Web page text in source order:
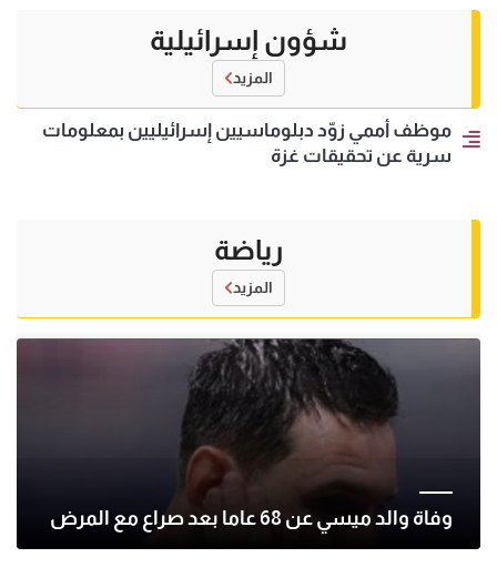
شؤون إسرائيلية
المزيد
موظف أممي زوّد دبلوماسيين إسرائيليين بمعلومات
سرية عن تحقيقات غزة
رياضة
المزيد
وفاة والد ميسي عن 68 عاما بعد صراع مع المرض